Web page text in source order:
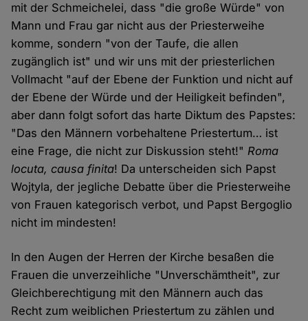
mit der Schmeichelei, dass "die große Würde" von
Mann und Frau gar nicht aus der Priesterweihe
komme, sondern "von der Taufe, die allen
zugänglich ist" und wir uns mit der priesterlichen
Vollmacht "auf der Ebene der Funktion und nicht auf
der Ebene der Würde und der Heiligkeit befinden",
aber dann folgt sofort das harte Diktum des Papstes:
"Das den Männern vorbehaltene Priestertum… ist
eine Frage, die nicht zur Diskussion steht!"Roma
locuta, causa finita! Da unterscheiden sich Papst
Wojtyla, der jegliche Debatte über die Priesterweihe
von Frauen kategorisch verbot, und Papst Bergoglio
nicht im mindesten!
In den Augen der Herren der Kirche besaßen die
Frauen die unverzeihliche "Unverschämtheit", zur
Gleichberechtigung mit den Männern auch das
Recht zum weiblichen Priestertum zu zählen und